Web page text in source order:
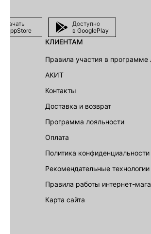
Скачать
в AppStore
Доступно
в GooglePlay
КЛИЕНТАМ
Правила участия в программе
АКИТ
Контакты
Доставка и возврат
Программа лояльности
Оплата
Политика конфиденциальности
Рекомендательные технологии
Правила работы интернет-
карта сайта